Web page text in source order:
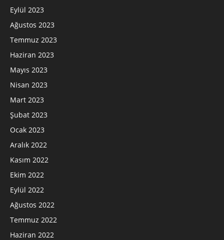
Eylül 2023
Ağustos 2023
Temmuz 2023
Haziran 2023
Mayıs 2023
Nisan 2023
Mart 2023
Şubat 2023
Ocak 2023
Aralık 2022
Kasım 2022
Ekim 2022
Eylül 2022
Ağustos 2022
Temmuz 2022
Haziran 2022